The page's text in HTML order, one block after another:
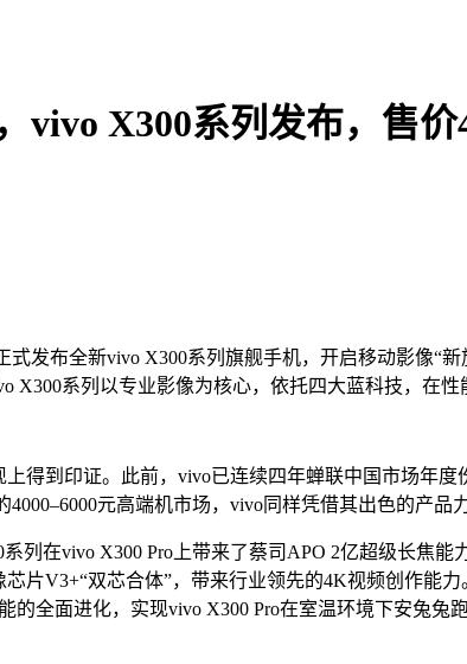
vivo X300系列发布，售价
发布全新vivo X300系列旗舰手机，开启移动影像“
X300系列以专业影像为核心，依托四大蓝科技，在
得到印证。此前，vivo已连续四年蝉联中国市场年
元高端机市场，vivo同样凭借其出色的产
列在vivo X300 Pro上带来了蔡司APO 2亿超级长焦
片V3+“双芯合体”，带来行业领先的4K视频创作能
的全面进化，实现vivo X300 Pro在室温环境下安兔